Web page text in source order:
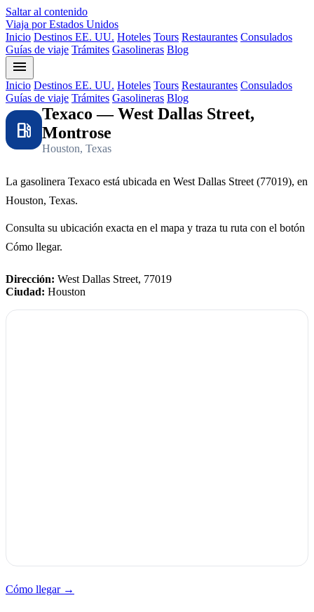
Saltar al contenido
Viaja por Estados Unidos
Inicio Destinos EE. UU. Hoteles Tours Restaurantes Consulados
Guías de viaje Trámites Gasolineras Blog
menu
Inicio Destinos EE. UU. Hoteles Tours Restaurantes Consulados
Guías de viaje Trámites Gasolineras Blog
local_gas_station
Texaco — West Dallas Street,
Montrose
Houston, Texas
La gasolinera Texaco está ubicada en West Dallas Street (77019), en
Houston, Texas.
Consulta su ubicación exacta en el mapa y traza tu ruta con el botón
Cómo llegar.
Dirección: West Dallas Street, 77019
Ciudad: Houston
Cómo llegar →